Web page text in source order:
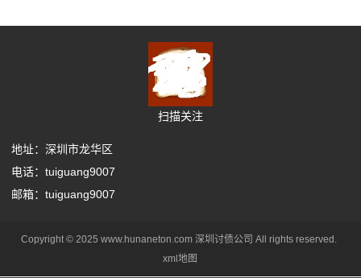
扫描关注
地址：深圳市龙华区
电话：tuiguang9007
邮箱：tuiguang9007
Copyright © 2025 www.hunaneton.com 深圳讨债公司 All rights reserved.
xml地图